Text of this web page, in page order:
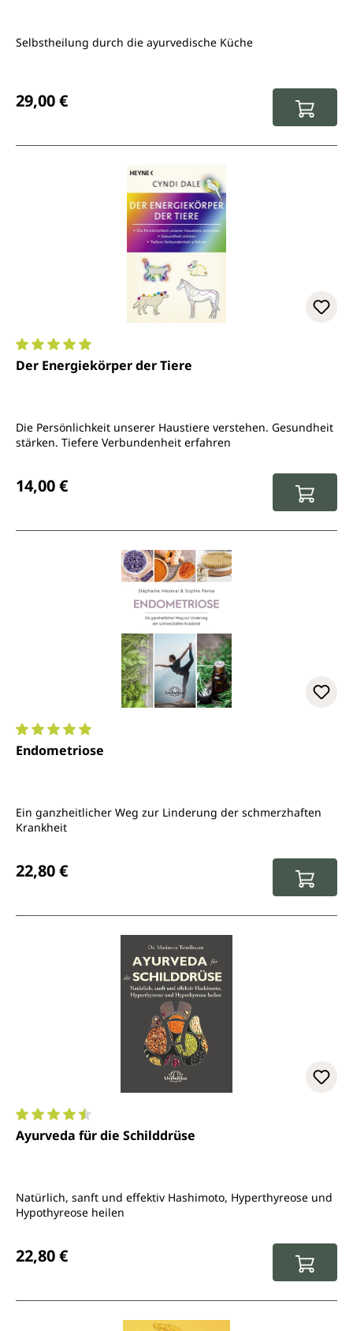
Selbstheilung durch die ayurvedische Küche
29,00 €
Durchschnittliche Bewertung von 5 von 5 Sternen
Der Energiekörper der Tiere
Die Persönlichkeit unserer Haustiere verstehen. Gesundheit
stärken. Tiefere Verbundenheit erfahren
14,00 €
Durchschnittliche Bewertung von 5 von 5 Sternen
Endometriose
Ein ganzheitlicher Weg zur Linderung der schmerzhaften
Krankheit
22,80 €
Durchschnittliche Bewertung von 4.6 von 5 Sternen
Ayurveda für die Schilddrüse
Natürlich, sanft und effektiv Hashimoto, Hyperthyreose und
Hypothyreose heilen
22,80 €